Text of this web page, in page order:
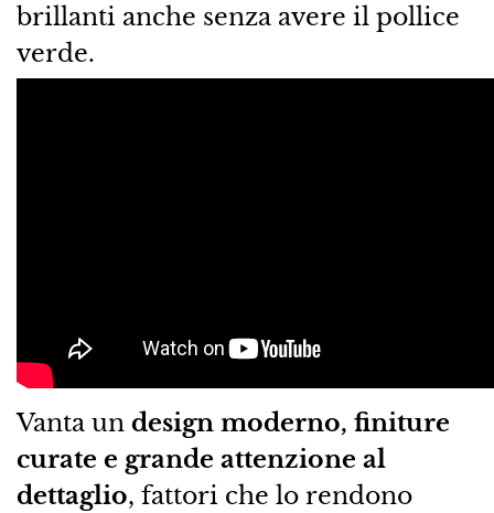
brillanti anche senza avere il pollice
verde.
Vanta un design moderno, finiture
curate e grande attenzione al
dettaglio, fattori che lo rendono